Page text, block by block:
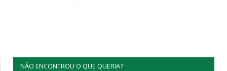
NÃO ENCONTROU O QUE QUERIA?